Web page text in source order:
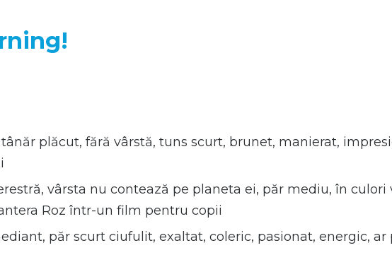
plăcut, fără vârstă, tuns scurt, brunet, manierat,
vârsta nu contează pe planeta ei, păr mediu, în culori
Roz într-un film pentru copii
păr scurt ciufulit, exaltat, coleric, pasionat, energic, ar